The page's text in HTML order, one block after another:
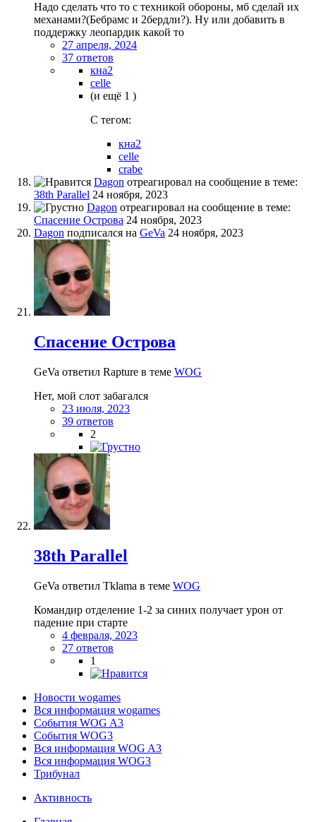
Надо сделать что то с техникой обороны, мб сделай их
механами?(Бебрамс и 2бердли?). Ну или добавить в
поддержку леопардик какой то
27 апреля, 2024
37 ответов
кна2
celle
(и ещё 1 )
C тегом:
кна2
celle
crabe
Dagon отреагировал на сообщение в теме:
38th Parallel 24 ноября, 2023
Dagon отреагировал на сообщение в теме:
Спасение Острова 24 ноября, 2023
Dagon подписался на GeVa 24 ноября, 2023
Спасение Острова
GeVa ответил Rapture в теме WOG
Нет, мой слот забагался
23 июля, 2023
39 ответов
2
38th Parallel
GeVa ответил Tklama в теме WOG
Командир отделение 1-2 за синих получает урон от
падение при старте
4 февраля, 2023
27 ответов
1
Новости wogames
Вся информация wogames
События WOG A3
События WOG3
Вся информация WOG A3
Вся информация WOG3
Трибунал
Активность